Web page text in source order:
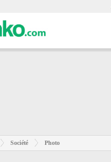
Société Photo